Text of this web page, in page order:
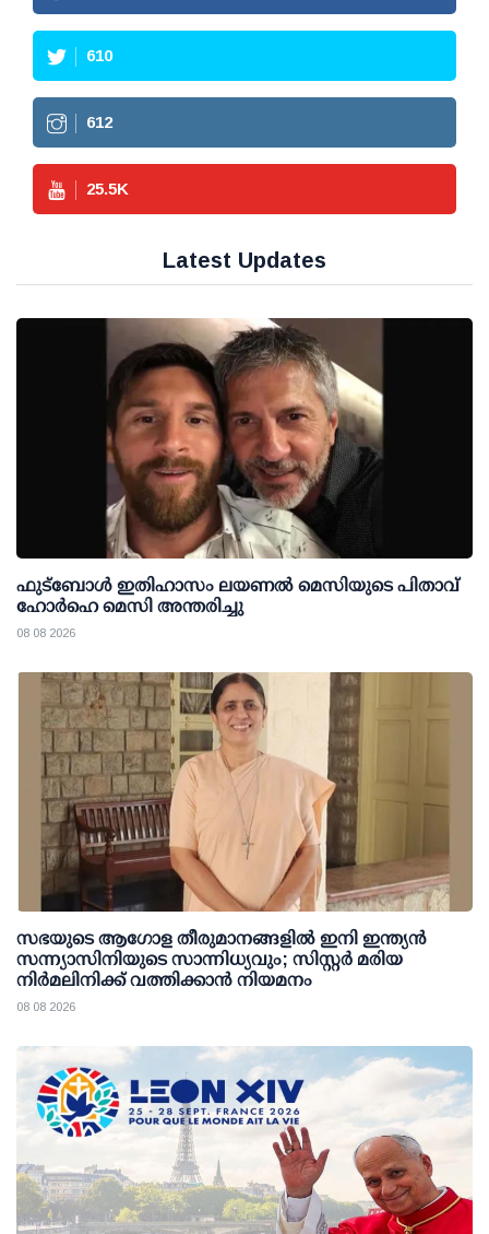
610
612
25.5K
Latest Updates
ഫുട്ബോൾ ഇതിഹാസം ലയണൽ മെസിയുടെ പിതാവ്
ഹോർഹെ മെസി അന്തരിച്ചു
08 08 2026
സഭയുടെ ആഗോള തീരുമാനങ്ങളിൽ ഇനി ഇന്ത്യൻ
സന്ന്യാസിനിയുടെ സാന്നിധ്യവും; സിസ്റ്റർ മരിയ
നിർമലിനിക്ക് വത്തിക്കാൻ നിയമനം
08 08 2026